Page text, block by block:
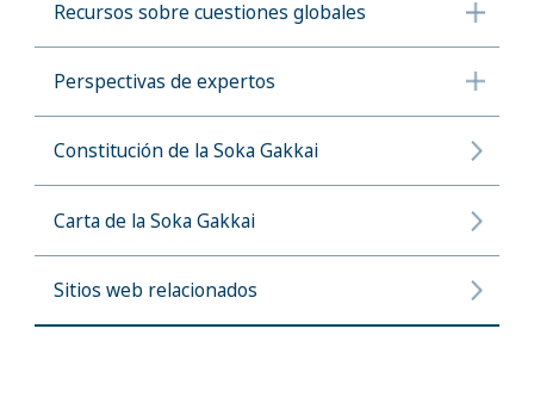
Recursos sobre cuestiones globales
Perspectivas de expertos
Constitución de la Soka Gakkai
Carta de la Soka Gakkai
Sitios web relacionados